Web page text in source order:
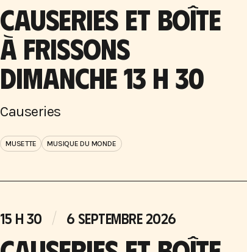
CAUSERIES ET BOÎTE
À FRISSONS
DIMANCHE 13 H 30
Causeries
MUSETTE MUSIQUE DU MONDE
15 H 30 6 SEPTEMBRE 2026